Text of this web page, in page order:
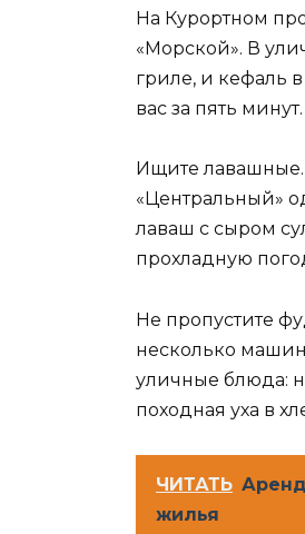
На Курортном
«Морской». В
гриле, и кефаль
вас за пять минут.
Ищите лавашные.
«Центральный»
лаваш с сыром
прохладную
Не пропустите
несколько
уличные блюда:
походная уха в
ЧИТАТЬ
жилья